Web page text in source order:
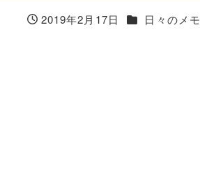
2019年2月17日 カテゴリー
日々のメモ